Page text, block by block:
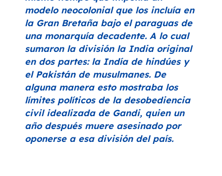
modelo neocolonial que los incluía en
la Gran Bretaña bajo el paraguas de
una monarquía decadente. A lo cual
sumaron la división la India original
en dos partes: la Indía de hindúes y
el Pakistán de musulmanes. De
alguna manera esto mostraba los
límites políticos de la desobediencia
civil idealizada de Gandi, quien un
año después muere asesinado por
oponerse a esa división del país.